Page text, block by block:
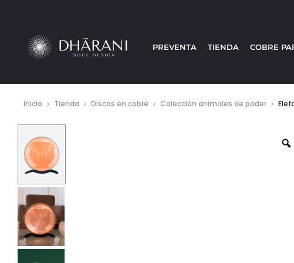
PREVENTA TIENDA COBRE
Inicio Tienda Discos en cobre Colección animales de poder